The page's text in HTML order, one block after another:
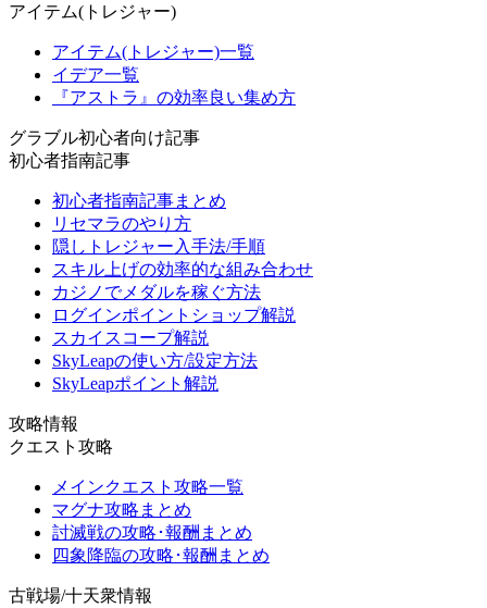
アイテム(トレジャー)
アイテム(トレジャー)一覧
イデア一覧
『アストラ』の効率良い集め方
グラブル初心者向け記事
初心者指南記事
初心者指南記事まとめ
リセマラのやり方
隠しトレジャー入手法/手順
スキル上げの効率的な組み合わせ
カジノでメダルを稼ぐ方法
ログインポイントショップ解説
スカイスコープ解説
SkyLeapの使い方/設定方法
SkyLeapポイント解説
攻略情報
クエスト攻略
メインクエスト攻略一覧
マグナ攻略まとめ
討滅戦の攻略･報酬まとめ
四象降臨の攻略･報酬まとめ
古戦場/十天衆情報